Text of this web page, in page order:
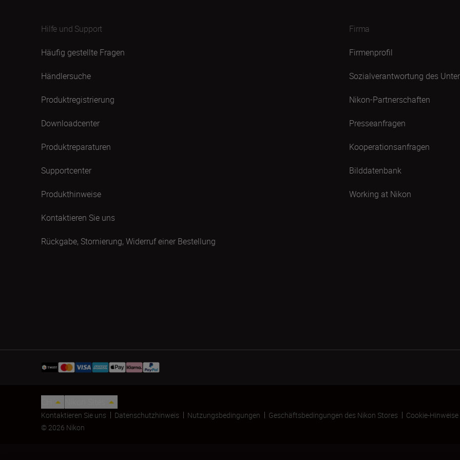
Hilfe und Support
Häufig gestellte Fragen
Händlersuche
Produktregistrierung
Downloadcenter
Produktreparaturen
Supportcenter
Produkthinweise
Kontaktieren Sie uns
Rückgabe, Stornierung, Widerruf einer Bestellung
Firma
Firmenprofil
Sozialverantwortung des
Nikon-Partnerschaften
Presseanfragen
Kooperationsanfragen
Bilddatenbank
Working at Nikon
Kontaktieren Sie uns Datenschutzhinweis Nutzungsbedingungen Geschäftsbedingungen des Nikon Stores Cookie-Hinweise
© 2026 Nikon